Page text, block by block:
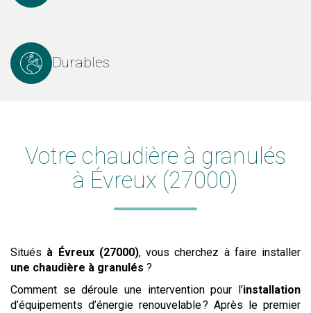
Durables
Votre chaudière à granulés
à Évreux (27000)
Situés à Évreux (27000), vous cherchez à faire installer
une chaudière à granulés ?
Comment se déroule une intervention pour l’installation
d’équipements d’énergie renouvelable ? Après le premier